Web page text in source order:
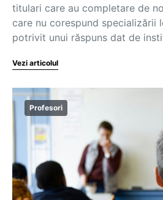
titulari care au completare de
care nu corespund specializării
potrivit unui răspuns dat de
Vezi articolul
Profesori